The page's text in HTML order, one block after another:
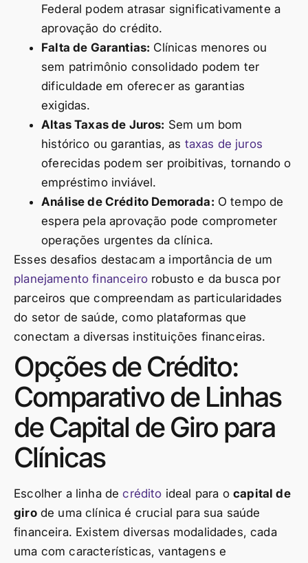
Federal podem atrasar significativamente a
aprovação do crédito.
Falta de Garantias: Clínicas menores ou
sem patrimônio consolidado podem ter
dificuldade em oferecer as garantias
exigidas.
Altas Taxas de Juros: Sem um bom
histórico ou garantias, as taxas de juros
oferecidas podem ser proibitivas, tornando o
empréstimo inviável.
Análise de Crédito Demorada: O tempo de
espera pela aprovação pode comprometer
operações urgentes da clínica.
Esses desafios destacam a importância de um
planejamento financeirorobusto e da busca por
parceiros que compreendam as particularidades
do setor de saúde, como plataformas que
conectam a diversas instituições financeiras.
Opções de Crédito:
Comparativo de Linhas
de Capital de Giro para
Clínicas
Escolher a linha decrédito ideal para o capital de
girode uma clínica é crucial para sua saúde
financeira. Existem diversas modalidades, cada
uma com características, vantagens e